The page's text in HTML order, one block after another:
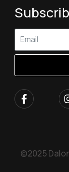
©2025